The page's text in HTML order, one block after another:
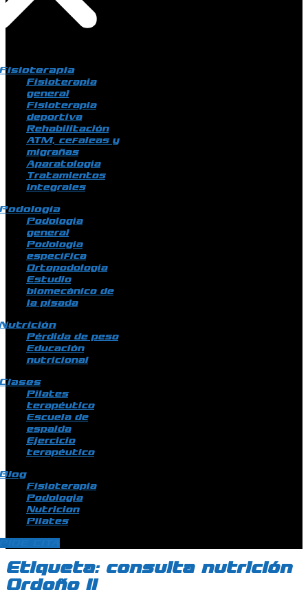
Fisioterapia
general
Fisioterapia
deportiva
Rehabilitación
ATM, cefaleas y
migrañas
Aparatología
Tratamientos
integrales
Podología
general
Podología
específica
Ortopodología
Estudio
biomecánico de
la pisada
Pérdida de peso
Educación
nutricional
Pilates
terapéutico
Escuela de
espalda
Ejercicio
terapéutico
Fisioterapia
Podologia
Nutricion
Pilates
Etiqueta: consulta nutrición
Ordoño II